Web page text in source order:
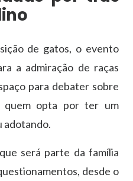
de gatos, o evento
a admiração de raças
para debater sobre
quem opta por ter um
adotando.
será parte da família
desde o